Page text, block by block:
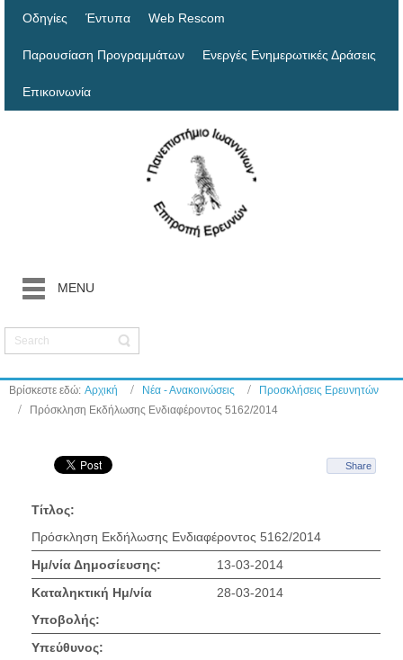
Οδηγίες Έντυπα Web Rescom
Παρουσίαση Προγραμμάτων Ενεργές Ενημερωτικές Δράσεις
Επικοινωνία
MENU
Βρίσκεστε εδώ: Αρχική Νέα - Ανακοινώσεις
Προσκλήσεις Ερευνητών
Πρόσκληση Εκδήλωσης Ενδιαφέροντος 5162/2014
Share
Τίτλος:
Πρόσκληση Εκδήλωσης Ενδιαφέροντος 5162/2014
Ημ/νία Δημοσίευσης:
13-03-2014
Καταληκτική Ημ/νία
Υποβολής:
28-03-2014
Υπεύθυνος: